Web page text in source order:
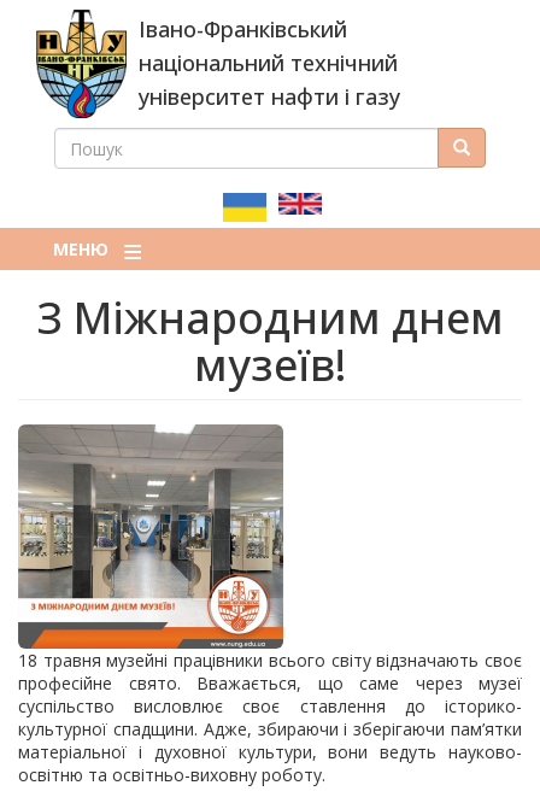
основного
вмісту
Івано-Франківський
національний технічний
університет нафти і газу
ПОШУКОВА
ПОШУК Пошук
МЕНЮ
З Міжнародним днем
музеїв!
18 травня музейні працівники всього світу відзначають своє
професійне свято. Вважається, що саме через музеї
суспільство висловлює своє ставлення до історико-
культурної спадщини. Адже, збираючи і зберігаючи пам’ятки
матеріальної і духовної культури, вони ведуть науково-
освітню та освітньо-виховну роботу.